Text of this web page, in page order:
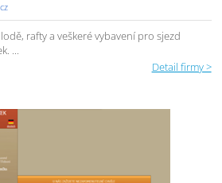
rafty a veškeré vybavení pro sjezd
...
Detail firmy >